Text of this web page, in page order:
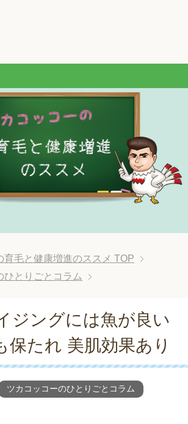
育毛と健康増進のススメ TOP
ひとりごとコラム
ジングには魚が良い
保たれ 美肌効果あり
ツカコッコーのひとりごとコラム